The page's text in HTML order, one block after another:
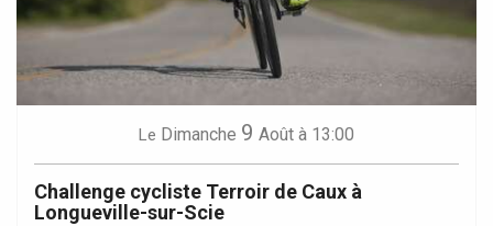
Le Dimanche 9 Août à 13:00
Challenge cycliste Terroir de Caux à
Longueville-sur-Scie